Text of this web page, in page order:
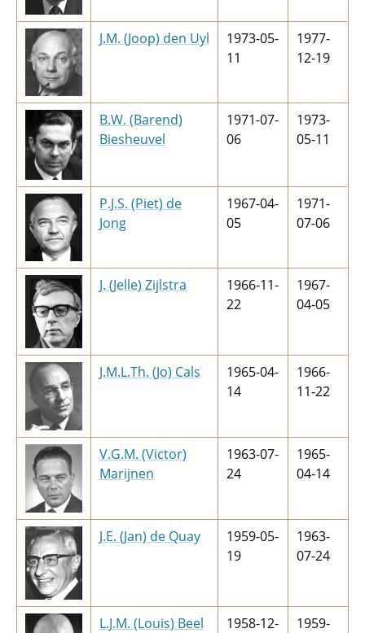
J.M. (Joop) den Uyl
1973-05-
11
1977-
12-19
B.W. (Barend)
Biesheuvel
1971-07-
06
1973-
05-11
P.J.S. (Piet) de
Jong
1967-04-
05
1971-
07-06
J. (Jelle) Zijlstra
1966-11-
22
1967-
04-05
J.M.L.Th. (Jo) Cals
1965-04-
14
1966-
11-22
V.G.M. (Victor)
Marijnen
1963-07-
24
1965-
04-14
J.E. (Jan) de Quay
1959-05-
19
1963-
07-24
L.J.M. (Louis) Beel
1958-12-
1959-